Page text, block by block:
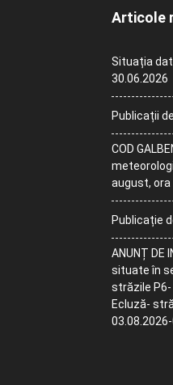
Articole
Situația
30.06.2026
Publicații
COD
august, ora
Publicație
ANUNȚ DE
situate în
străzile
Ecluză-